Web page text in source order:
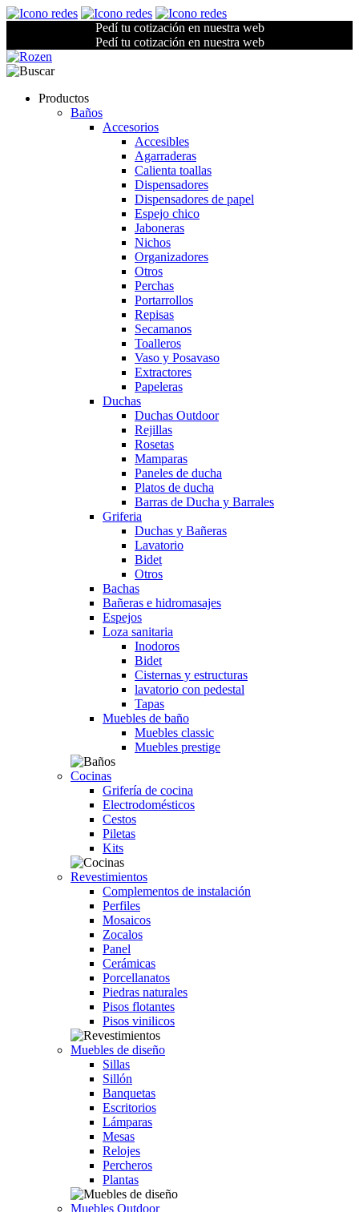
Pedí tu cotización en nuestra web
Pedí tu cotización en nuestra web
Productos
Baños
Accesorios
Accesibles
Agarraderas
Calienta toallas
Dispensadores
Dispensadores de papel
Espejo chico
Jaboneras
Nichos
Organizadores
Otros
Perchas
Portarrollos
Repisas
Secamanos
Toalleros
Vaso y Posavaso
Extractores
Papeleras
Duchas
Duchas Outdoor
Rejillas
Rosetas
Mamparas
Paneles de ducha
Platos de ducha
Barras de Ducha y Barrales
Griferia
Duchas y Bañeras
Lavatorio
Bidet
Otros
Bachas
Bañeras e hidromasajes
Espejos
Loza sanitaria
Inodoros
Bidet
Cisternas y estructuras
lavatorio con pedestal
Tapas
Muebles de baño
Muebles classic
Muebles prestige
Cocinas
Grifería de cocina
Electrodomésticos
Cestos
Piletas
Kits
Revestimientos
Complementos de instalación
Perfiles
Mosaicos
Zocalos
Panel
Cerámicas
Porcellanatos
Piedras naturales
Pisos flotantes
Pisos vinilicos
Muebles de diseño
Sillas
Sillón
Banquetas
Escritorios
Lámparas
Mesas
Relojes
Percheros
Plantas
Muebles Outdoor